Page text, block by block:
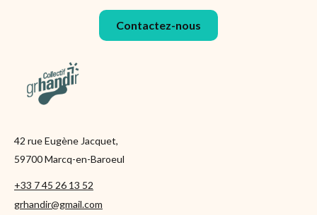
Contactez-nous
42 rue Eugène Jacquet,
59700 Marcq-en-Baroeul
+33 7 45 26 13 52
grhandir@gmail.com